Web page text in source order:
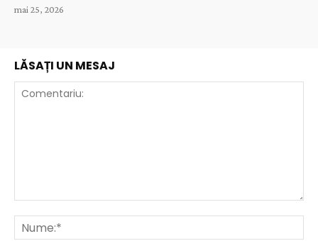
mai 25, 2026
LĂSAȚI UN MESAJ